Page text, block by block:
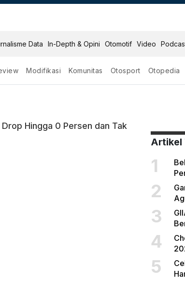
Data In-Depth & Opini Otomotif Video
Modifikasi Komunitas Otosport Otopedia
Hingga 0 Persen dan Tak
Artikel
1
2
3
4
5